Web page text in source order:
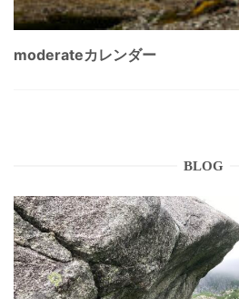
moderateカレンダー
BLOG